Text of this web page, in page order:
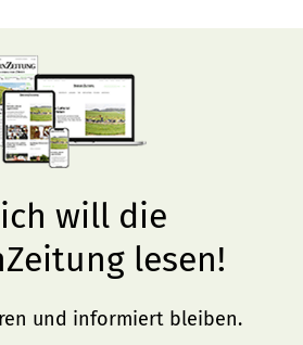
ich will die
lesen!
und informiert bleiben.